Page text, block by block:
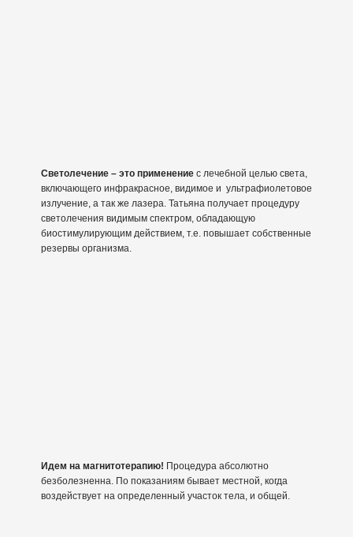
Светолечение – это применениес лечебной целью света,
включающего инфракрасное, видимое и ультрафиолетовое
излучение, а так же лазера. Татьяна получает процедуру
светолечения видимым спектром, обладающую
биостимулирующим действием, т.е. повышает собственные
резервы организма.
Идем на магнитотерапию! Процедура абсолютно
безболезненна. По показаниям бывает местной, когда
воздействует на определенный участок тела, и общей.